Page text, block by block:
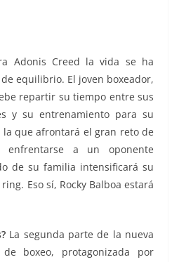
Adonis Creed la vida se ha
equilibrio. El joven boxeador,
repartir su tiempo entre sus
y su entrenamiento para su
que afrontará el gran reto de
a un oponente
de su familia intensificará su
Eso sí, Rocky Balboa estará
La segunda parte de la nueva
boxeo, protagonizada por